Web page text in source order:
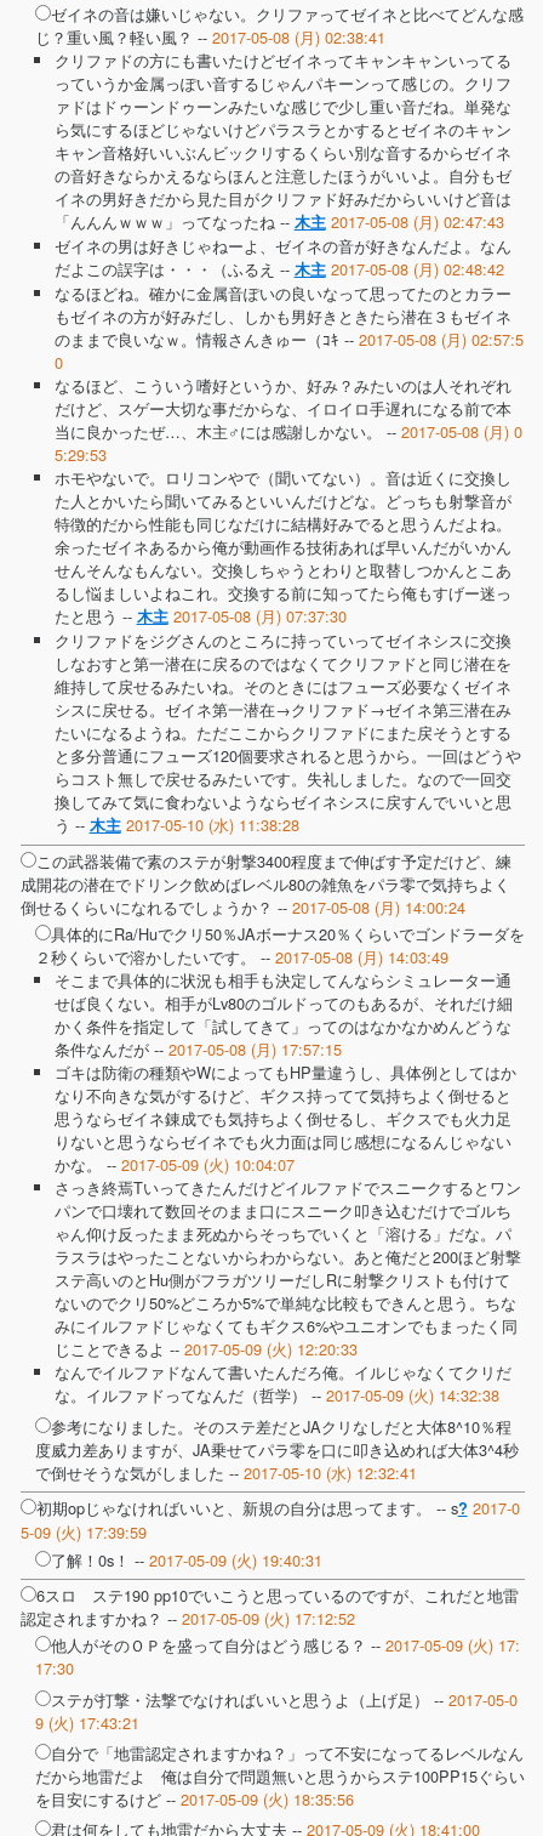
ゼイネの音は嫌いじゃない。クリファってゼイネと比べてどんな感
じ？重い風？軽い風？ -- 2017-05-08 (月) 02:38:41
クリファドの方にも書いたけどゼイネってキャンキャンいってる
っていうか金属っぽい音するじゃんパキーンって感じの。クリフ
ァドはドゥーンドゥーンみたいな感じで少し重い音だね。単発な
ら気にするほどじゃないけどパラスラとかするとゼイネのキャン
キャン音格好いいぶんビックリするくらい別な音するからゼイネ
の音好きならかえるならほんと注意したほうがいいよ。自分もゼ
イネの男好きだから見た目がクリファド好みだからいいけど音は
「んんんｗｗｗ」ってなったね -- 木主 2017-05-08 (月) 02:47:43
ゼイネの男は好きじゃねーよ、ゼイネの音が好きなんだよ。なん
だよこの誤字は・・・（ふるえ -- 木主 2017-05-08 (月) 02:48:42
なるほどね。確かに金属音ぽいの良いなって思ってたのとカラー
もゼイネの方が好みだし、しかも男好きときたら潜在３もゼイネ
のままで良いなｗ。情報さんきゅー（ｺｷ -- 2017-05-08 (月) 02:57:5
0
なるほど、こういう嗜好というか、好み？みたいのは人それぞれ
だけど、スゲー大切な事だからな、イロイロ手遅れになる前で本
当に良かったぜ…、木主♂には感謝しかない。 -- 2017-05-08 (月) 0
5:29:53
ホモやないで。ロリコンやで（聞いてない）。音は近くに交換し
た人とかいたら聞いてみるといいんだけどな。どっちも射撃音が
特徴的だから性能も同じなだけに結構好みでると思うんだよね。
余ったゼイネあるから俺が動画作る技術あれば早いんだがいかん
せんそんなもんない。交換しちゃうとわりと取替しつかんとこあ
るし悩ましいよねこれ。交換する前に知ってたら俺もすげー迷っ
たと思う -- 木主 2017-05-08 (月) 07:37:30
クリファドをジグさんのところに持っていってゼイネシスに交換
しなおすと第一潜在に戻るのではなくてクリファドと同じ潜在を
維持して戻せるみたいね。そのときにはフューズ必要なくゼイネ
シスに戻せる。ゼイネ第一潜在→クリファド→ゼイネ第三潜在み
たいになるようね。ただここからクリファドにまた戻そうとする
と多分普通にフューズ120個要求されると思うから。一回はどうや
らコスト無しで戻せるみたいです。失礼しました。なので一回交
換してみて気に食わないようならゼイネシスに戻すんでいいと思
う -- 木主 2017-05-10 (水) 11:38:28
この武器装備で素のステが射撃3400程度まで伸ばす予定だけど、練
成開花の潜在でドリンク飲めばレベル80の雑魚をパラ零で気持ちよく
倒せるくらいになれるでしょうか？ -- 2017-05-08 (月) 14:00:24
具体的にRa/Huでクリ50％JAボーナス20％くらいでゴンドラーダを
２秒くらいで溶かしたいです。 -- 2017-05-08 (月) 14:03:49
そこまで具体的に状況も相手も決定してんならシミュレーター通
せば良くない。相手がLv80のゴルドってのもあるが、それだけ細
かく条件を指定して「試してきて」ってのはなかなかめんどうな
条件なんだが -- 2017-05-08 (月) 17:57:15
ゴキは防衛の種類やWによってもHP量違うし、具体例としてはか
なり不向きな気がするけど、ギクス持ってて気持ちよく倒せると
思うならゼイネ錬成でも気持ちよく倒せるし、ギクスでも火力足
りないと思うならゼイネでも火力面は同じ感想になるんじゃない
かな。 -- 2017-05-09 (火) 10:04:07
さっき終焉Tいってきたんだけどイルファドでスニークするとワン
パンで口壊れて数回そのまま口にスニーク叩き込むだけでゴルち
ゃん仰け反ったまま死ぬからそっちでいくと「溶ける」だな。パ
ラスラはやったことないからわからない。あと俺だと200ほど射撃
ステ高いのとHu側がフラガツリーだしRに射撃クリストも付けて
ないのでクリ50%どころか5%で単純な比較もできんと思う。ちな
みにイルファドじゃなくてもギクス6%やユニオンでもまったく同
じことできるよ -- 2017-05-09 (火) 12:20:33
なんでイルファドなんて書いたんだろ俺。イルじゃなくてクリだ
な。イルファドってなんだ（哲学） -- 2017-05-09 (火) 14:32:38
参考になりました。そのステ差だとJAクリなしだと大体8^10％程
度威力差ありますが、JA乗せてパラ零を口に叩き込めれば大体3^4秒
で倒せそうな気がしました -- 2017-05-10 (水) 12:32:41
初期opじゃなければいいと、新規の自分は思ってます。 -- s? 2017-0
5-09 (火) 17:39:59
了解！0s！ -- 2017-05-09 (火) 19:40:31
6スロ ステ190 pp10でいこうと思っているのですが、これだと地雷
認定されますかね？ -- 2017-05-09 (火) 17:12:52
他人がそのＯＰを盛って自分はどう感じる？ -- 2017-05-09 (火) 17:
17:30
ステが打撃・法撃でなければいいと思うよ（上げ足） -- 2017-05-0
9 (火) 17:43:21
自分で「地雷認定されますかね？」って不安になってるレベルなん
だから地雷だよ 俺は自分で問題無いと思うからステ100PP15ぐらい
を目安にするけど -- 2017-05-09 (火) 18:35:56
君は何をしても地雷だから大丈夫 -- 2017-05-09 (火) 18:41:00